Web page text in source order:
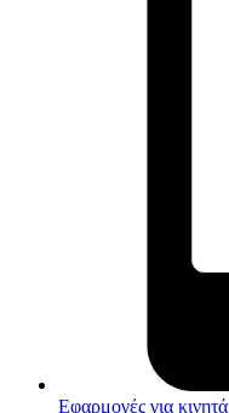
Εφαρμογές για κινητά